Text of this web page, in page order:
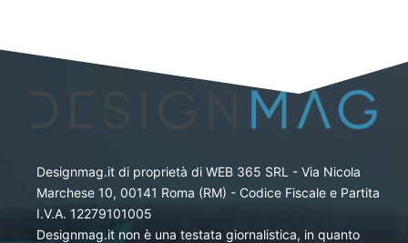
Designmag.it di proprietà di WEB 365 SRL - Via Nicola
Marchese 10, 00141 Roma (RM) - Codice Fiscale e Partita
I.V.A. 12279101005
Designmag.it non è una testata giornalistica, in quanto